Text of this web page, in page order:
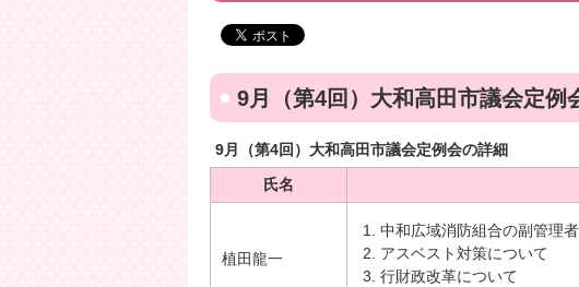
9月（第4回）大和高田市議会定例
9月（第4回）大和高田市議会定例会の詳細
氏名
植田龍一
中和広域消防組合の副管理
アスベスト対策について
行財政改革について